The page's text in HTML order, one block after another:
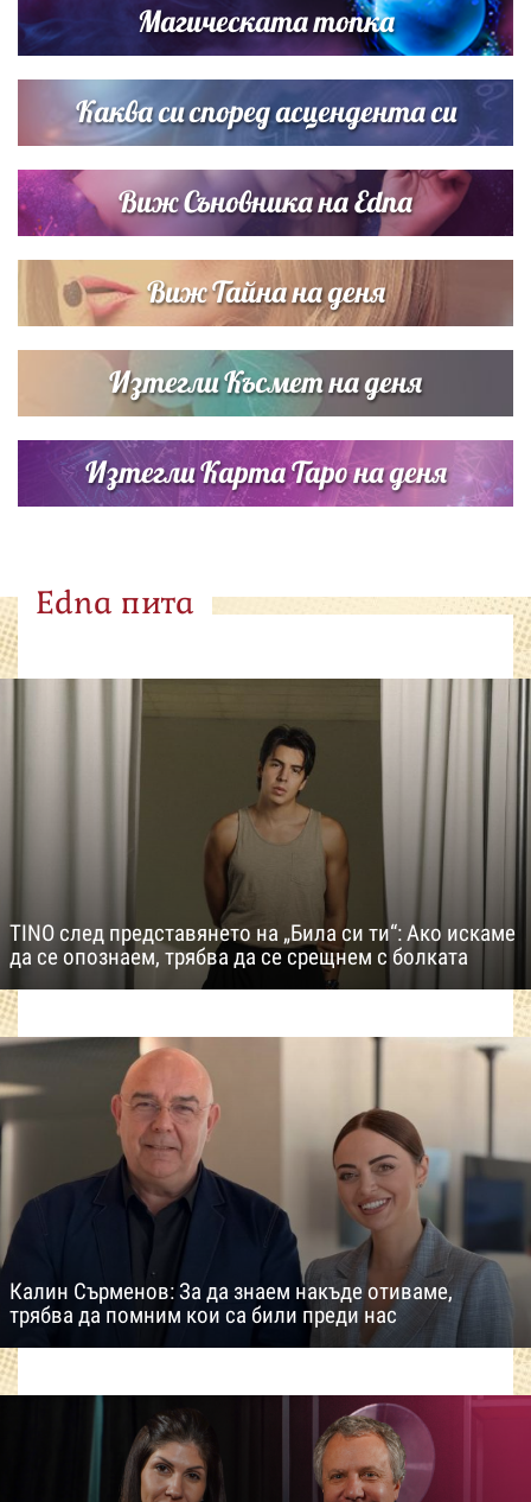
Дъщерята на Тодор Батков вдигна сватба, Стоичков и
Братя Аргирови я изненадаха с песен
Магическата топка
Каква си според асцендента си
Виж Съновника на Edna
Виж Тайна на деня
Изтегли Късмет на деня
Изтегли Карта Таро на деня
Edna пита
TINO след представянето на „Била си ти“: Ако искаме
да се опознаем, трябва да се срещнем с болката
Калин Сърменов: За да знаем накъде отиваме,
трябва да помним кои са били преди нас